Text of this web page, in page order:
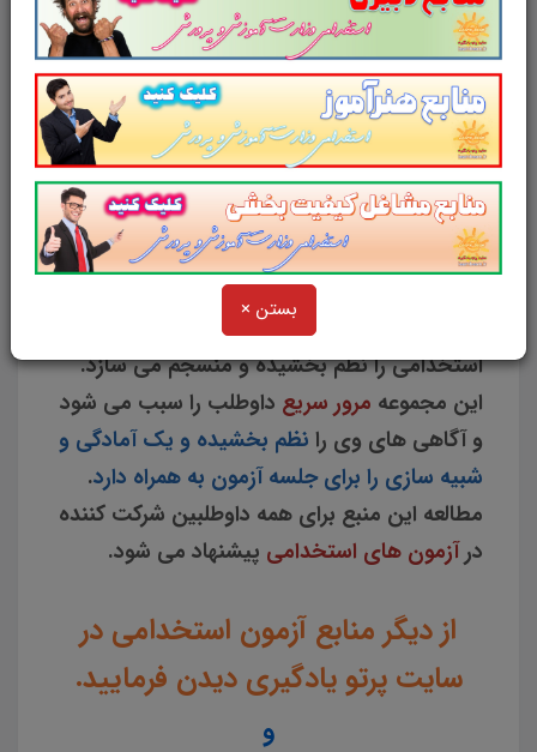
بستن ×
سوالات و تستقانون اجازه ثبت شعبه یا
نمایندگی شرکت های خارجیسوالاتقانون اجازه
ثبت شعبه یا نمایندگی شرکت های خارجیشامل
60سوال تستی در32صفحهبا پاسخ تشریحیدر
قالب فایلpdf. بهترین منبع برای آزمون های
استخدامی می باشد.مجموعه سوالات تستی
قانون اجازه ثبت شعبه یا نمایندگی شرکت های
مطالب خوانده شده داوطلبین آزمون
استخدامی را نظم بخشیده و منسجم می سازد.
این مجموعه مرور سریع داوطلب را سبب می شود
و آگاهی های وی را نظم بخشیده و یک آمادگی و
شبیه سازی را برای جلسه آزمون به همراه دارد.
مطالعه این منبع برای همه داوطلبین شرکت کننده
درآزمون های استخدامی پیشنهاد می شود.
از دیگر منابع آزمون استخدامی در
سایت پرتو یادگیری دیدن فرمایید.
و